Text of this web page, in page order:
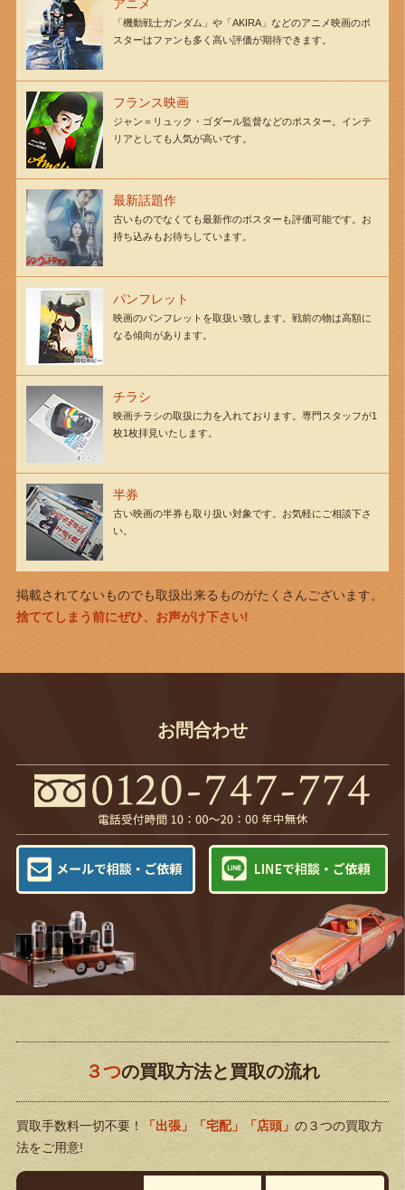
アニメ
「機動戦士ガンダム」や「AKIRA」などのアニメ映画のポ
スターはファンも多く高い評価が期待できます。
フランス映画
ジャン＝リュック・ゴダール監督などのポスター。インテ
リアとしても人気が高いです。
最新話題作
古いものでなくても最新作のポスターも評価可能です。お
持ち込みもお待ちしています。
パンフレット
映画のパンフレットを取扱い致します。戦前の物は高額に
なる傾向があります。
チラシ
映画チラシの取扱に力を入れております。専門スタッフが1
枚1枚拝見いたします。
半券
古い映画の半券も取り扱い対象です。お気軽にご相談下さ
い。
掲載されてないものでも取扱出来るものがたくさんございます。
捨ててしまう前にぜひ、お声がけ下さい!
お問合わせ
３つの買取方法と買取の流れ
買取手数料一切不要！ 「出張」「宅配」「店頭」 の３つの買取方
法をご用意!